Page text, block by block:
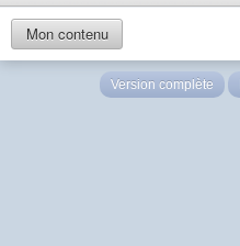
Mon contenu
Version complète